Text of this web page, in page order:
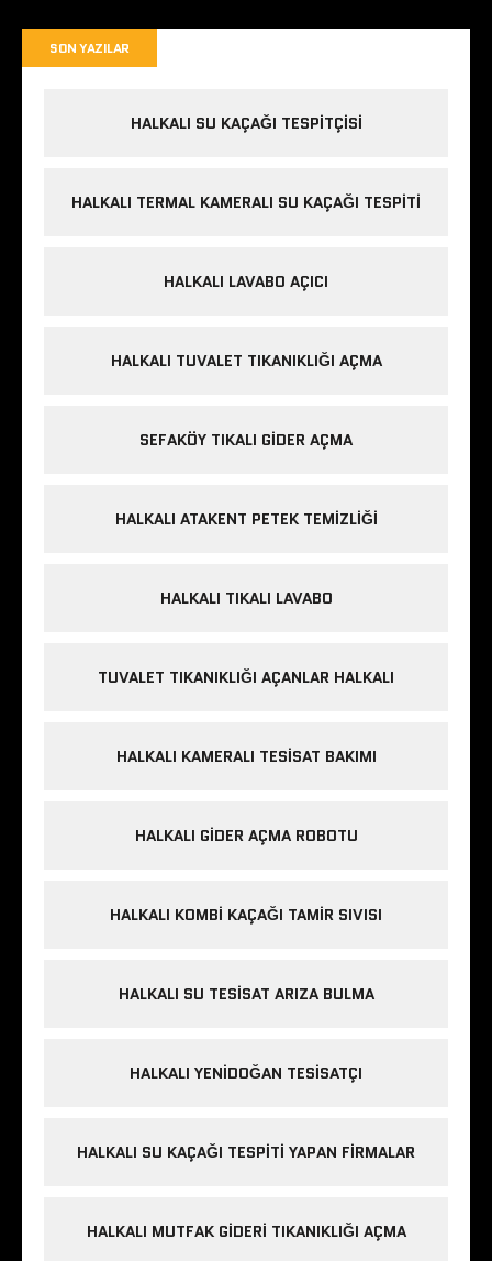
SON YAZILAR
HALKALI SU KAÇAĞI TESPITÇISI
HALKALI TERMAL KAMERALI SU KAÇAĞI TESPITI
HALKALI LAVABO AÇICI
HALKALI TUVALET TIKANIKLIĞI AÇMA
SEFAKÖY TIKALI GIDER AÇMA
HALKALI ATAKENT PETEK TEMIZLIĞI
HALKALI TIKALI LAVABO
TUVALET TIKANIKLIĞI AÇANLAR HALKALI
HALKALI KAMERALI TESISAT BAKIMI
HALKALI GIDER AÇMA ROBOTU
HALKALI KOMBI KAÇAĞI TAMIR SIVISI
HALKALI SU TESISAT ARIZA BULMA
HALKALI YENIDOĞAN TESISATÇI
HALKALI SU KAÇAĞI TESPITI YAPAN FIRMALAR
HALKALI MUTFAK GIDERI TIKANIKLIĞI AÇMA